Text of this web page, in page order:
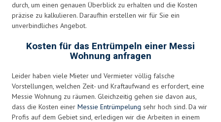
durch, um einen genauen Überblick zu erhalten und die Kosten
präzise zu kalkulieren. Daraufhin erstellen wir für Sie ein
unverbindliches Angebot.
Kosten für das Entrümpeln einer Messi
Wohnung anfragen
Leider haben viele Mieter und Vermieter völlig falsche
Vorstellungen, welchen Zeit- und Kraftaufwand es erfordert, eine
Messie Wohnung zu räumen. Gleichzeitig gehen sie davon aus,
dass die Kosten einer Messie Entrümpelung sehr hoch sind. Da wir
Profis auf dem Gebiet sind, erledigen wir die Arbeiten in einem